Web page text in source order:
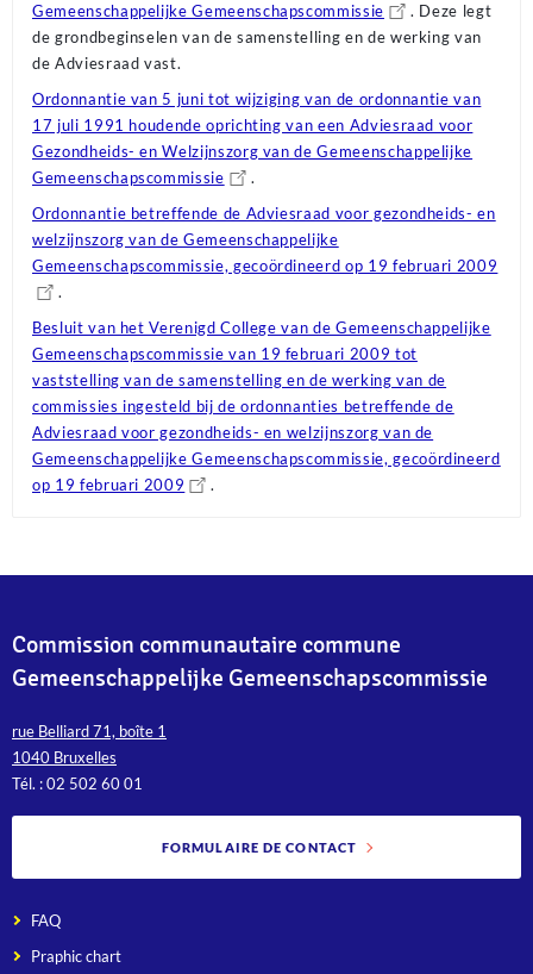
Gemeenschappelijke Gemeenschapscommissie
. Deze legt
de grondbeginselen van de samenstelling en de werking van
de Adviesraad vast.
Ordonnantie van 5 juni tot wijziging van de ordonnantie van
17 juli 1991 houdende oprichting van een Adviesraad voor
Gezondheids- en Welzijnszorg van de Gemeenschappelijke
Gemeenschapscommissie
.
Ordonnantie betreffende de Adviesraad voor gezondheids- en
welzijnszorg van de Gemeenschappelijke
Gemeenschapscommissie, gecoördineerd op 19 februari 2009
.
Besluit van het Verenigd College van de Gemeenschappelijke
Gemeenschapscommissie van 19 februari 2009 tot
vaststelling van de samenstelling en de werking van de
commissies ingesteld bij de ordonnanties betreffende de
Adviesraad voor gezondheids- en welzijnszorg van de
Gemeenschappelijke Gemeenschapscommissie, gecoördineerd
op 19 februari 2009
.
Commission communautaire commune
Gemeenschappelijke Gemeenschapscommissie
rue Belliard 71, boîte 1
1040 Bruxelles
Tél. : 02 502 60 01
FORMULAIRE DE CONTACT
FAQ
Praphic chart